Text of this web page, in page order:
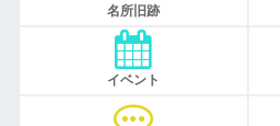
名所旧跡
イベント